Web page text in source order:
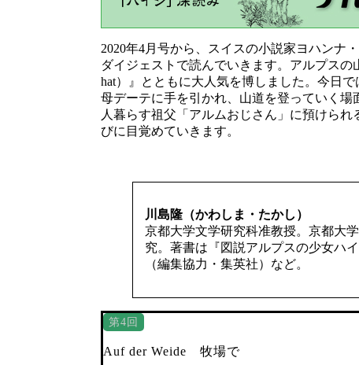
2020年4月号から、スイスの小説家ヨハンナ
ダイジェストで読んでいきます。アルプスの
hat）』とともに大人気を博しました。今日
母デーテに手を引かれ、山道を登っていく
人暮らす祖父「アルムおじさん」に預けら
びに目覚めていきます。
川島隆（かわしま・たかし）
京都大学文学研究科准教授。京都大
究。著書は『図説アルプスの少女ハ
（編集協力・集英社）など。
第4回
Auf der Weide 牧場で